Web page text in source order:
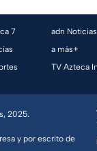
7
adn Noticias
a más+
TV Azteca
2025.
y por escrito de